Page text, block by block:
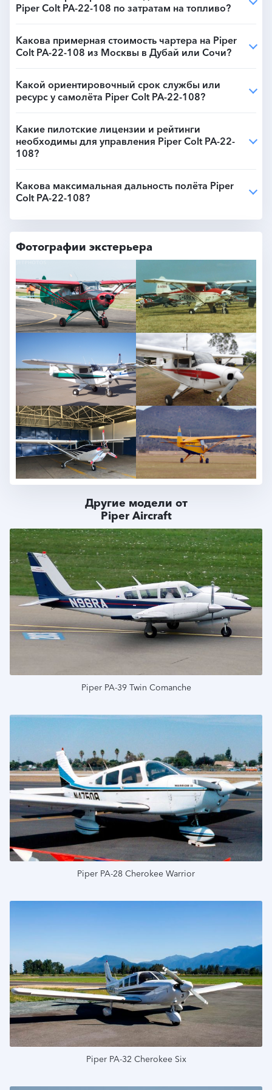
Piper Colt PA-22-108 по затратам на топливо?
Какова примерная стоимость чартера на Piper
Colt PA-22-108 из Москвы в Дубай или Сочи?
Какой ориентировочный срок службы или
ресурс у самолёта Piper Colt PA-22-108?
Какие пилотские лицензии и рейтинги
необходимы для управления Piper Colt PA-22-
108?
Какова максимальная дальность полёта Piper
Colt PA-22-108?
Фотографии экстерьера
Другие модели от
Piper Aircraft
Подробнее
Piper PA-39 Twin Comanche
Piper PA-28 Cherokee Warrior
Piper PA-32 Cherokee Six